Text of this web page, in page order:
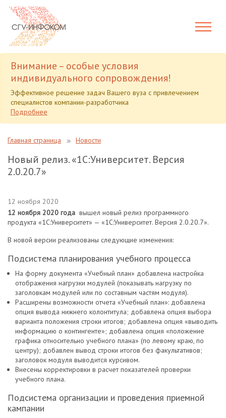
Внимание – особые условия
индивидуального сопровождения!
Эффективное решение задач Вашего вуза с привлечением
специалистов компании-разработчика
Подробнее
Главная страница Новости
Новый релиз. «1С:Университет. Версия
2.0.20.7»
12 ноября 2020
12 ноября 2020 года вышел новый релиз программного
продукта «1С:Университет» — «1С:Университет. Версия 2.0.20.7».
В новой версии реализованы следующие изменения:
Подсистема планирования учебного процесса
На форму документа «Учебный план» добавлена настройка
отображения нагрузки модулей (показывать нагрузку по
заголовкам модулей или по составным частям модуля).
Расширены возможности отчета «Учебный план»: добавлена
опция вывода нижнего колонтитула; добавлена опция выбора
варианта положения строки итогов; добавлена опция «выводить
информацию о контингенте»; добавлена опция «положение
графика относительно учебного плана» (по левому краю, по
центру); добавлен вывод строки итогов без факультативов;
заголовок модуля выводится курсивом.
Внесены корректировки в расчет показателей проверки
учебного плана.
Подсистема организации и проведения приемной
кампании